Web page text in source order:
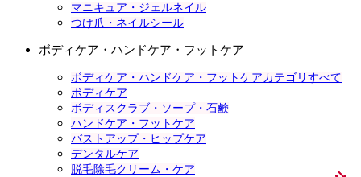
マニキュア・ジェルネイル
つけ爪・ネイルシール
ボディケア・ハンドケア・フットケア
ボディケア・ハンドケア・フットケアカテゴリすべて
ボディケア
ボディスクラブ・ソープ・石鹸
ハンドケア・フットケア
バストアップ・ヒップケア
デンタルケア
脱毛除毛クリーム・ケア